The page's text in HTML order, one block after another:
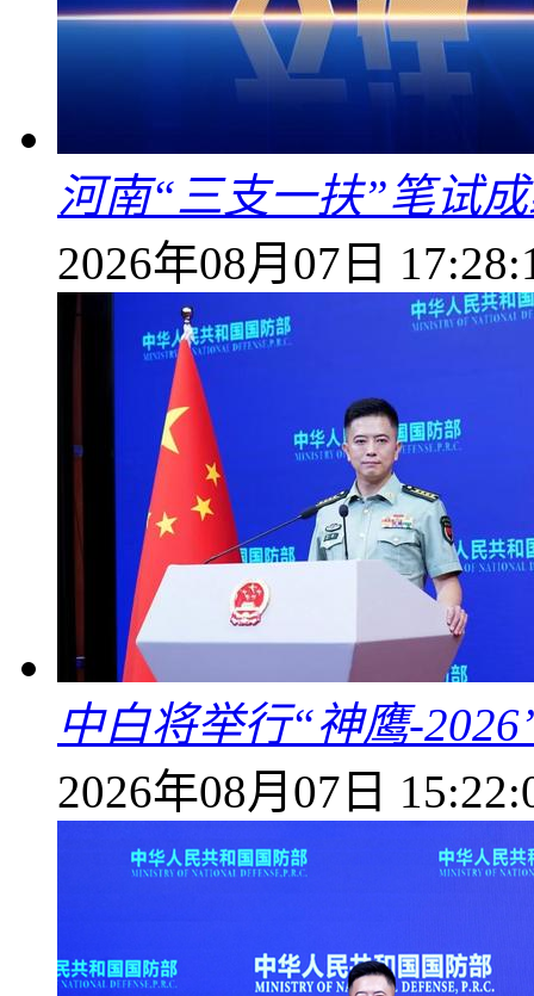
河南“三支一扶”笔试
2026年08月07日
中白将举行“神鹰-
2026年08月07日